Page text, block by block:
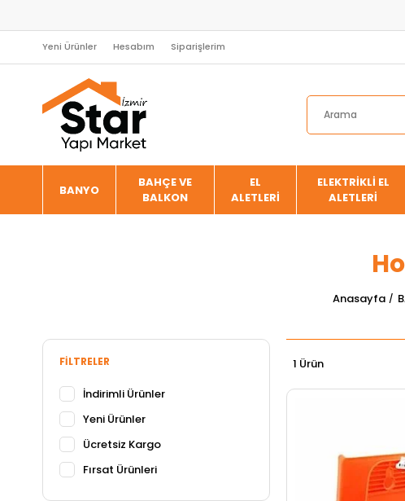
Yeni Ürünler Hesabım Siparişlerim
BANYO
BAHÇE VE
BALKON
EL
ALETLERİ
ELEKTRİKLİ EL
ALETLERİ
Anasayfa
FILTRELER
İndirimli Ürünler
Yeni Ürünler
Ücretsiz Kargo
Fırsat Ürünleri
1 Ürün